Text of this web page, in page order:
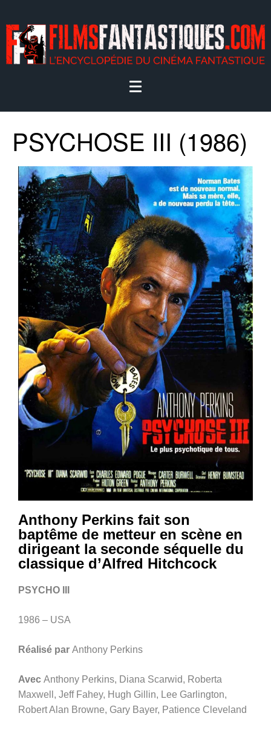
PSYCHOSE III (1986)
Anthony Perkins fait son
baptême de metteur en scène en
dirigeant la seconde séquelle du
classique d’Alfred Hitchcock
PSYCHO III
1986 – USA
Réalisé par Anthony Perkins
Avec Anthony Perkins, Diana Scarwid, Roberta
Maxwell, Jeff Fahey, Hugh Gillin, Lee Garlington,
Robert Alan Browne, Gary Bayer, Patience Cleveland